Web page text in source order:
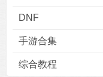
DNF
手游合集
综合教程